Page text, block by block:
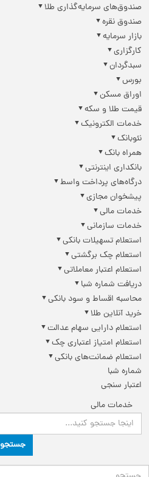
صندوق‌های سرمایه‌گذاری طلا
صندوق نقره
بازار سرمایه
کارگزاری
سبدگردان
بورس
اوراق مسکن
قیمت طلا و سکه
خدمات الکترونیک
نئوبانک
همراه بانک
بانکداری اینترنتی
درگاه‌های پرداخت واسط
پیشخوان مجازی
خدمات مالی
خدمات سازمانی
استعلام تسهیلات بانکی
استعلام چک برگشتی
استعلام اعتبار معاملاتی
دریافت شماره شبا
محاسبه اقساط و سود بانکی
خرید آنلاین طلا
استعلام دارایی سهام عدالت
استعلام امتیاز اعتباری چک
استعلام ضمانت‌های بانکی
شماره شبا
اعتبار سنجی
خدمات مالی
جستجو